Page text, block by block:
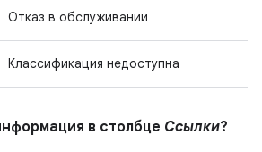
Отказ в обслуживании
Классификация недоступна
в столбце Ссылки?